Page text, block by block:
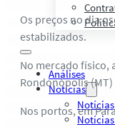
Análises
Notícias
Os preços no dia
estabilizados.
No mercado físico,
Rondonópolis (MT)
Nos portos, em